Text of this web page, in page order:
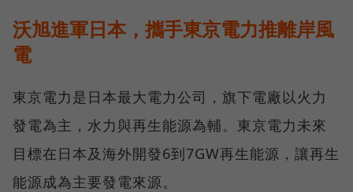
沃旭進軍日本，攜手東京電力推離岸風
電
東京電力是日本最大電力公司，旗下電廠以火力
發電為主，水力與再生能源為輔。東京電力未來
目標在日本及海外開發6到7GW再生能源，讓再生
能源成為主要發電來源。